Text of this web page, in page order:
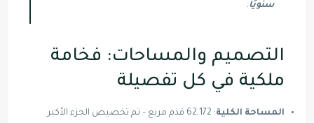
سنويًا .
التصميم والمساحات: فخامة
ملكية في كل تفصيلة
المساحة الكلية
: 62,172 قدم مربع – تم تخصيص الجزء الأكبر